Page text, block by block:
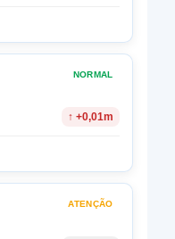
NORMAL
↑ +0,01m
ATENÇÃO